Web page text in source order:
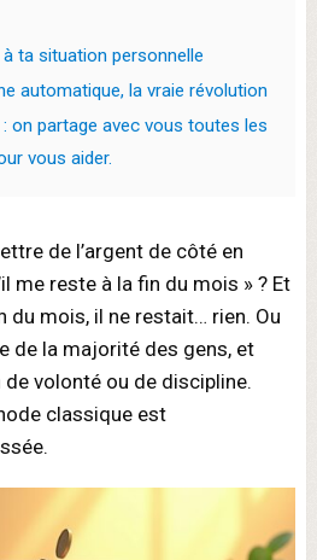
ta situation personnelle
automatique, la vraie révolution
on partage avec vous toutes les
vous aider.
de l’argent de côté en
me reste à la fin du mois » ? Et
du mois, il ne restait… rien. Ou
de la majorité des gens, et
de volonté ou de discipline.
classique est